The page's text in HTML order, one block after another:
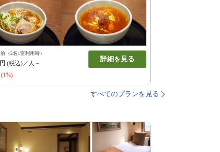
（2名1室利用時）
円 (税込)／人～
詳細を見る
すべてのプランを見る